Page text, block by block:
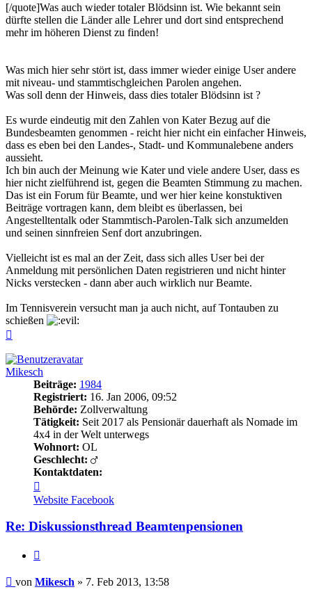
[/quote]Was auch wieder totaler Blödsinn ist. Wie bekannt sein
dürfte stellen die Länder alle Lehrer und dort sind entsprechend
mehr im höheren Dienst zu finden!
Was mich hier sehr stört ist, dass immer wieder einige User andere
mit niveau- und stammtischgleichen Parolen angehen.
Was soll denn der Hinweis, dass dies totaler Blödsinn ist ?
Es wurde eindeutig mit den Zahlen von Kater Bezug auf die
Bundesbeamten genommen - reicht hier nicht ein einfacher Hinweis,
dass es eben bei den Landes-, Stadt- und Kommunalebene anders
aussieht.
Ich bin auch der Meinung wie Kater und viele andere User, dass es
hier nicht zielführend ist, gegen die Beamten Stimmung zu machen.
Das ist ein Forum für Beamte, und wer hier keine konstuktiven
Beiträge vortragen kann, dem bleibt es überlassen, bei
Angestelltentalk oder Stammtisch-Parolen-Talk sich anzumelden
und seinen sinnfreien Senf dort anzubringen.
Vielleicht ist es mal an der Zeit, dass sich alles User bei der
Anmeldung mit persönlichen Daten registrieren und nicht hinter
Nicks verstecken - dann aber auch wirklich nur Beamte.
Im Tennisverein versucht man ja auch nicht, auf Tontauben zu
schießen
Mikesch
Beiträge: 1984
Registriert: 16. Jan 2006, 09:52
Behörde: Zollverwaltung
Tätigkeit: Seit 2017 als Pensionär dauerhaft als Nomade im
4x4 in der Welt unterwegs
Wohnort: OL
Geschlecht:
Kontaktdaten:
von
Mikesch
Website Facebook
Re: Diskussionsthread Beamtenpensionen
Beitrag
von Mikesch » 7. Feb 2013, 13:58